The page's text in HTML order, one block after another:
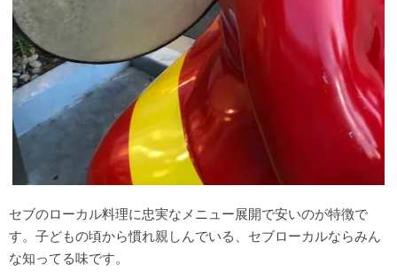
セブのローカル料理に忠実なメニュー展開で安いのが特徴で
す。子どもの頃から慣れ親しんでいる、セブローカルならみん
な知ってる味です。